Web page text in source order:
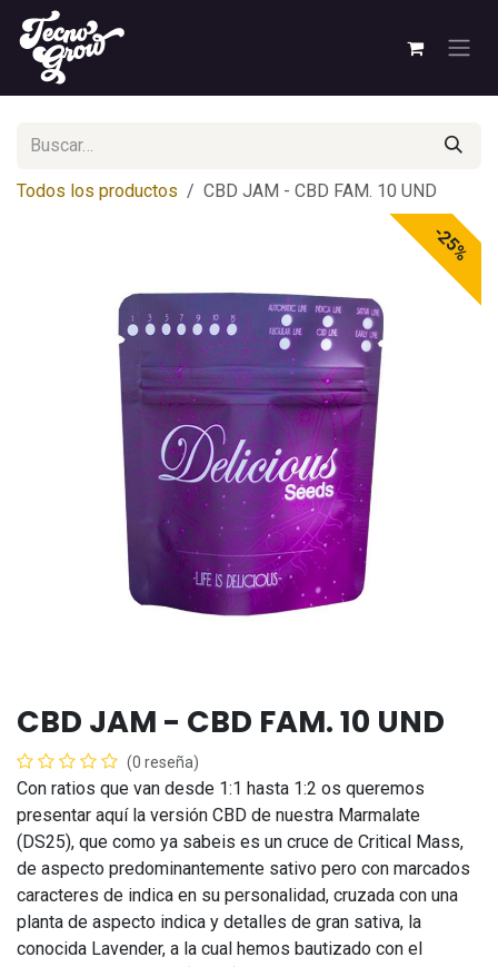
Ir al contenido
Todos los productos CBD JAM - CBD FAM. 10 UND
-25%
CBD JAM - CBD FAM. 10 UND
(0 reseña)
Con ratios que van desde 1:1 hasta 1:2 os queremos
presentar aquí la versión CBD de nuestra Marmalate
(DS25), que como ya sabeis es un cruce de Critical Mass,
de aspecto predominantemente sativo pero con marcados
caracteres de indica en su personalidad, cruzada con una
planta de aspecto indica y detalles de gran sativa, la
conocida Lavender, a la cual hemos bautizado con el